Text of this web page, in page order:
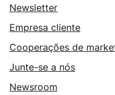
Newsletter
Empresa cliente
Cooperações de
Junte-se a nós
Newsroom